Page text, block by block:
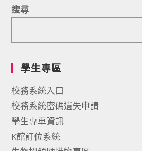
搜尋
學生專區
校務系統入口
校務系統密碼遺失申請
學生專車資訊
K館訂位系統